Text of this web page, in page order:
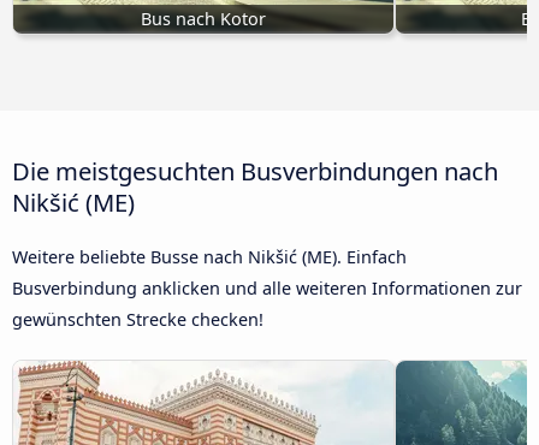
Bus nach Kotor
Die meistgesuchten Busverbindungen nach
Nikšić (ME)
Weitere beliebte Busse nach Nikšić (ME). Einfach
Busverbindung anklicken und alle weiteren Informationen zur
gewünschten Strecke checken!